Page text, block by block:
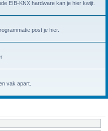
EIB-KNX hardware kan je hier kwijt.
post je hier.
vak apart.